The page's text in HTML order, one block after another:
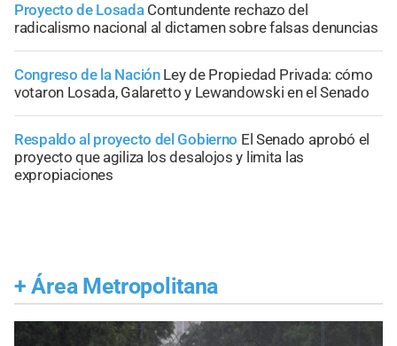
Proyecto de Losada Contundente rechazo del
radicalismo nacional al dictamen sobre falsas denuncias
Congreso de la Nación Ley de Propiedad Privada: cómo
votaron Losada, Galaretto y Lewandowski en el Senado
Respaldo al proyecto del Gobierno El Senado aprobó el
proyecto que agiliza los desalojos y limita las
expropiaciones
+ Área Metropolitana